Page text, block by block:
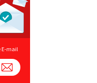
E-mail